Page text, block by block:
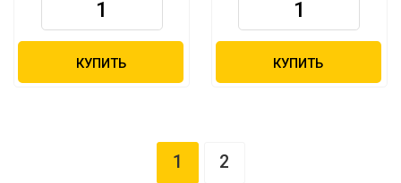
КУПИТЬ КУПИТЬ
1 2